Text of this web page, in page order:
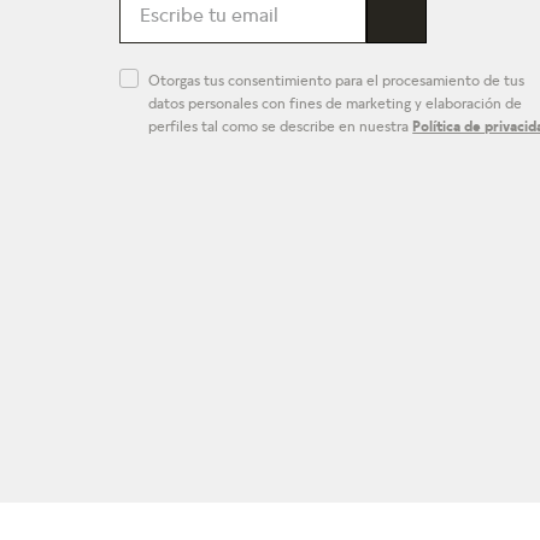
Otorgas tus consentimiento para el procesamiento de tus
datos personales con fines de marketing y elaboración de
perfiles tal como se describe en nuestra Política de